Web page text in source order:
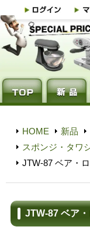
HOME 新品
スポンジ・タワ
JTW-87 ベア・
JTW-87 ベア